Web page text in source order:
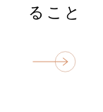
ること